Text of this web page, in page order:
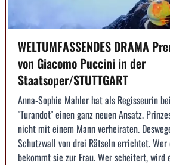
WELTUMFASSENDES DRAMA
von Giacomo Puccini in der
Staatsoper/STUTTGART
Anna-Sophie Mahler hat als Regisseurin
"Turandot" einen ganz neuen Ansatz.
nicht mit einem Mann verheiraten.
Schutzwall von drei Rätseln errichtet.
bekommt sie zur Frau. Wer scheitert, wird